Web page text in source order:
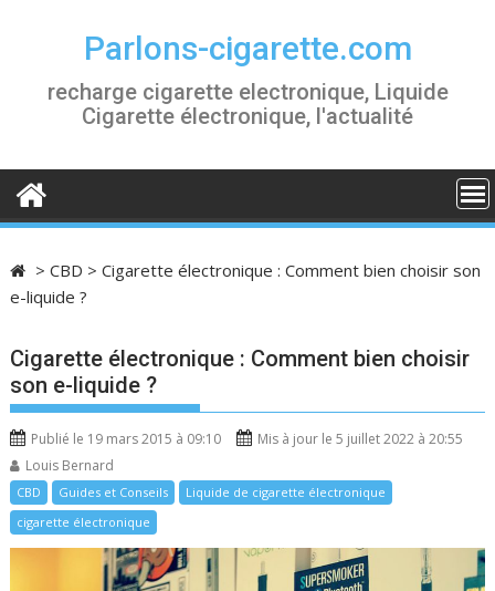
c
n
Parlons-cigarette.com
recharge cigarette electronique, Liquide
Cigarette électronique, l'actualité
>CBD >Cigarette électronique : Comment bien choisir son
e-liquide ?
Cigarette électronique : Comment bien choisir
son e-liquide ?
Publié le 19 mars 2015 à 09:10
Mis à jour le 5 juillet 2022 à 20:55
Louis Bernard
CBD Guides et Conseils
Liquide de cigarette électronique
cigarette électronique